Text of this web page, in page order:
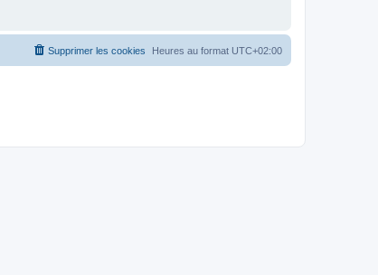
Heures au format UTC+02:00
Supprimer les cookies